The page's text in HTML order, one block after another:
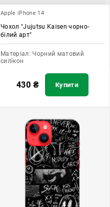
Apple iPhone 14
Чохол "Jujutsu Kaisen чорно-
білий арт"
Матеріал: Чорний матовий
силікон
430 ₴ Купити